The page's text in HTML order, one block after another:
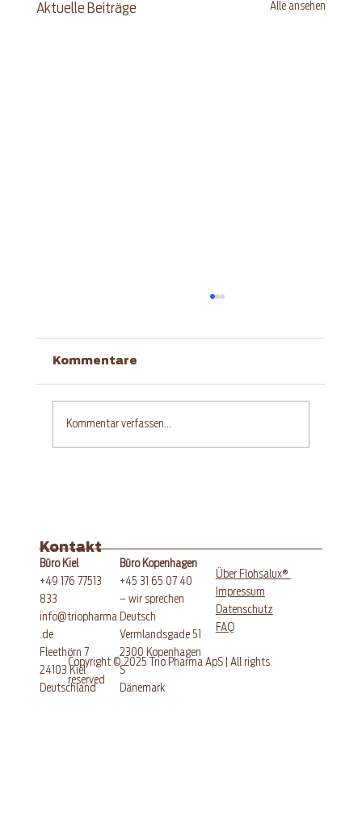
Aktuelle Beiträge Alle ansehen
Kommentare
Kommentar verfassen...
Kontakt
Büro Kiel
+49 176 77513
833
info@triopharma
.de
Fleethörn 7
24103 Kiel
​Deutschland
Büro Kopenhagen
+45 31 65 07 40
– wir sprechen
Deutsch
Vermlandsgade 51
​2300 Kopenhagen
S
Dänemark
Über Flohsalux®
Impressum
Datenschutz
FAQ
Copyright © 2025 Trio Pharma ApS | All rights
reserved